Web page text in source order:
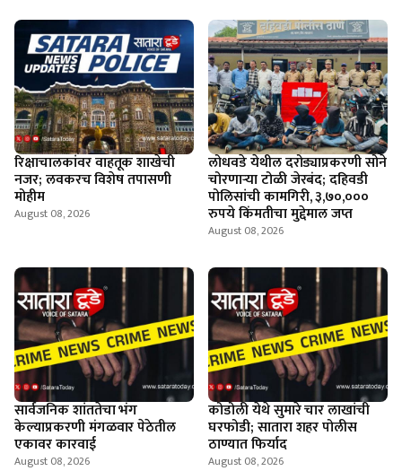
रिक्षाचालकांवर वाहतूक शाखेची
नजर; लवकरच विशेष तपासणी
मोहीम
August 08, 2026
लोधवडे येथील दरोड्याप्रकरणी सोने
चोरणाऱ्या टोळी जेरबंद; दहिवडी
पोलिसांची कामगिरी, ३,७०,०००
रुपये किंमतीचा मुद्देमाल जप्त
August 08, 2026
सार्वजनिक शांततेचा भंग
केल्याप्रकरणी मंगळवार पेठेतील
एकावर कारवाई
August 08, 2026
कोडोली येथे सुमारे चार लाखांची
घरफोडी; सातारा शहर पोलीस
ठाण्यात फिर्याद
August 08, 2026